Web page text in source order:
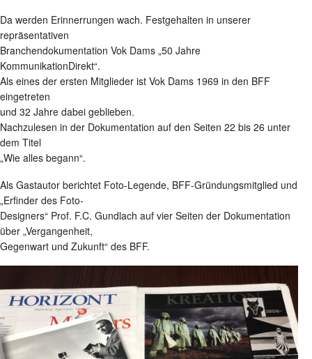
Da werden Erinnerrungen wach. Festgehalten in unserer
repräsentativen
Branchendokumentation Vok Dams „50 Jahre
KommunikationDirekt“.
Als eines der ersten Mitglieder ist Vok Dams 1969 in den BFF
eingetreten
und 32 Jahre dabei geblieben.
Nachzulesen in der Dokumentation auf den Seiten 22 bis 26 unter
dem Titel
„Wie alles begann“.
Als Gastautor berichtet Foto-Legende, BFF-Gründungsmitglied und
„Erfinder des Foto-
Designers“ Prof. F.C. Gundlach auf vier Seiten der Dokumentation
über „Vergangenheit,
Gegenwart und Zukunft“ des BFF.